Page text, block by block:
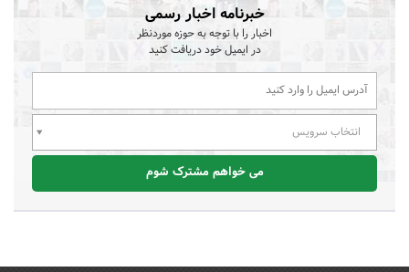
خبرنامه اخبار رسمی
اخبار را با توجه به حوزه موردنظر
در ایمیل خود دریافت کنید
انتخاب سرویس
می خواهم مشترک شوم